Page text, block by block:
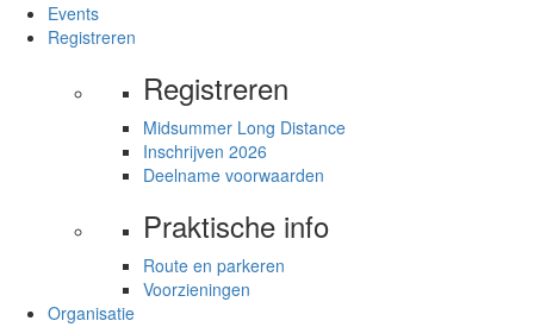
Events
Registreren
Registreren
Midsummer Long Distance
Inschrijven 2026
Deelname voorwaarden
Praktische info
Route en parkeren
Voorzieningen
Organisatie